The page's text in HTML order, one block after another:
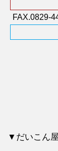
FAX.0829-
▼だいこん